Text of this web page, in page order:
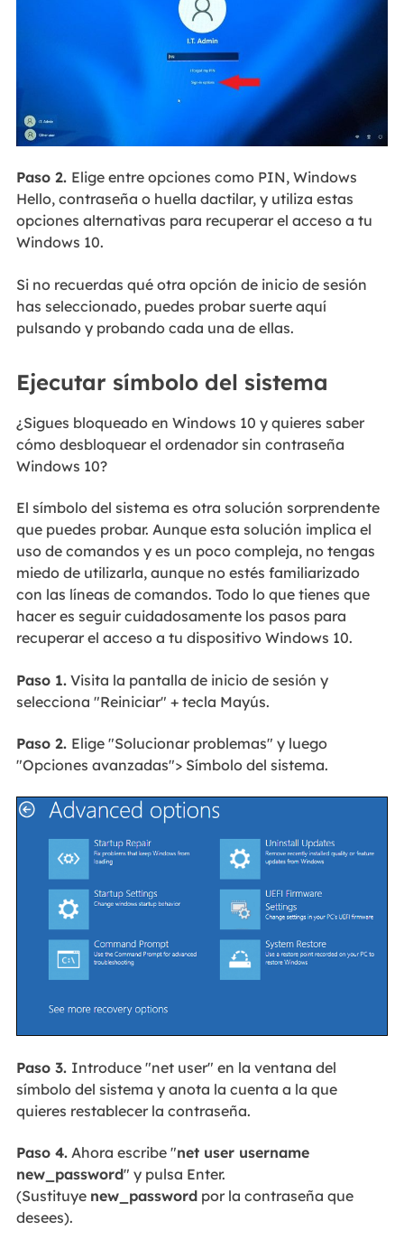
Paso 2. Elige entre opciones como PIN, Windows
Hello, contraseña o huella dactilar, y utiliza estas
opciones alternativas para recuperar el acceso a tu
Windows 10.
Si no recuerdas qué otra opción de inicio de sesión
has seleccionado, puedes probar suerte aquí
pulsando y probando cada una de ellas.
Ejecutar símbolo del sistema
¿Sigues bloqueado en Windows 10 y quieres saber
cómo desbloquear el ordenador sin contraseña
Windows 10?
El símbolo del sistema es otra solución sorprendente
que puedes probar. Aunque esta solución implica el
uso de comandos y es un poco compleja, no tengas
miedo de utilizarla, aunque no estés familiarizado
con las líneas de comandos. Todo lo que tienes que
hacer es seguir cuidadosamente los pasos para
recuperar el acceso a tu dispositivo Windows 10.
Paso 1.Visita la pantalla de inicio de sesión y
selecciona "Reiniciar" + tecla Mayús.
Paso 2. Elige "Solucionar problemas" y luego
"Opciones avanzadas"> Símbolo del sistema.
Paso 3. Introduce "net user" en la ventana del
símbolo del sistema y anota la cuenta a la que
quieres restablecer la contraseña.
Paso 4.Ahora escribe "net user username
new_password" y pulsa Enter.
(Sustituye new_passwordpor la contraseña que
desees).